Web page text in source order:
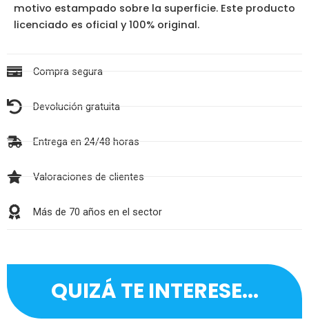
motivo estampado sobre la superficie. Este producto
licenciado es oficial y 100% original.
Compra segura
Devolución gratuita
Entrega en 24/48 horas
Valoraciones de clientes
Más de 70 años en el sector
QUIZÁ TE INTERESE...